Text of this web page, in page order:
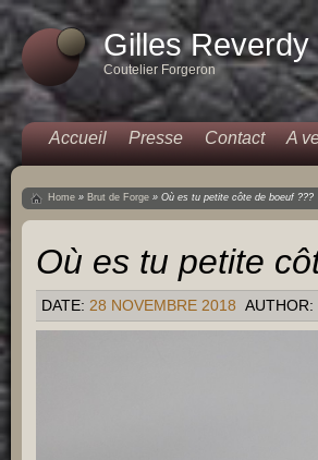
Gilles Reverdy
Coutelier Forgeron
Accueil Presse Contact A
Home » Brut de Forge » Où es tu petite côte de boeuf ???
Où es tu petite
DATE: 28 NOVEMBRE 2018 AUTHOR: